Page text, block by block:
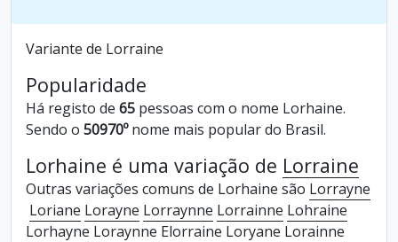
Variante de Lorraine
Popularidade
Há registo de 65 pessoas com o nome Lorhaine.
Sendo o 50970ºnome mais popular do Brasil.
Lorhaine é uma variação de Lorraine
Outras variações comuns de Lorhaine são Lorrayne
Loriane Lorayne Lorraynne Lorrainne Lohraine
Lorhayne Loraynne Elorraine Loryane Lorainne